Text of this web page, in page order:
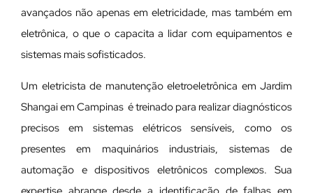
avançados não apenas em eletricidade, mas também em
eletrônica, o que o capacita a lidar com equipamentos e
sistemas mais sofisticados.
Um eletricista de manutenção eletroeletrônica em Jardim
Shangai em Campinas é treinado para realizar diagnósticos
precisos em sistemas elétricos sensíveis, como os
presentes em maquinários industriais, sistemas de
automação e dispositivos eletrônicos complexos. Sua